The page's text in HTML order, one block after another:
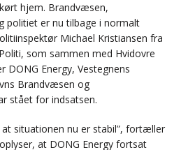
hjem. Brandvæsen,
politiet er nu tilbage i normalt
Michael Kristiansen fra
som sammen med Hvidovre
Energy, Vestegnens
Brandvæsen og
stået for indsatsen.
at situationen nu er stabil”, fortæller
at DONG Energy fortsat